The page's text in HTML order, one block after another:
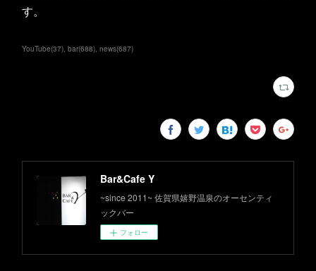
す。
YouTube(37) bar(688) news(687)
Bar&Cafe Y
~since 2011~ 佐賀県嬉野温泉のオーセンティ
ックバー
フォロー